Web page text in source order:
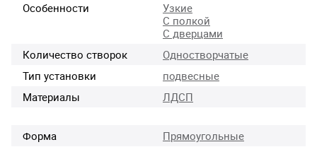
Особенности
Узкие
С полкой
С дверцами
Количество створок
Одностворчатые
Тип установки
подвесные
Материалы
ЛДСП
Форма Прямоугольные